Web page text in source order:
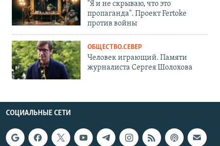
"Я и не скрываю, что это
пропаганда". Проект Fertoke
против войны
ОБЩЕСТВО.СЕВЕР
Человек играющий. Памяти
журналиста Сергея Шолохова
СОЦИАЛЬНЫЕ СЕТИ